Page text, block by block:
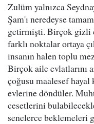
Zulüm yalnızca
Şam'ı neredeyse
getirmişti. Birçok gizli
farklı noktalar ortaya
insanın halen toplu
Birçok aile evlatlarını
çoğusu maalesef hayal
evlerine döndüler.
cesetlerini
senelerce beklemeleri